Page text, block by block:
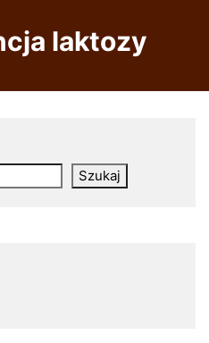
laktozy
Szukaj